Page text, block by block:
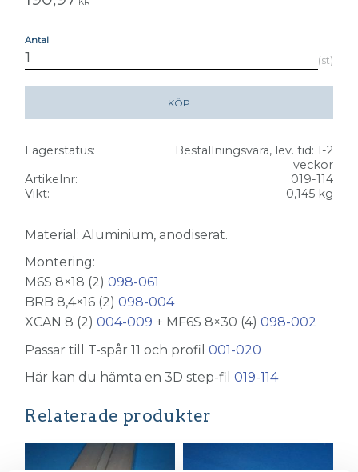
Antal
st
KÖP
Lagerstatus
Beställningsvara, lev. tid: 1-2
veckor
Artikelnr
019-114
Vikt
0,145 kg
Material: Aluminium, anodiserat.
Montering:
M6S 8×18 (2)098-061
BRB 8,4×16 (2)098-004
XCAN 8 (2)004-009 + MF6S 8×30 (4)098-002
Passar till T-spår 11 och profil001-020
Här kan du hämta en 3D step-fil019-114
Relaterade produkter